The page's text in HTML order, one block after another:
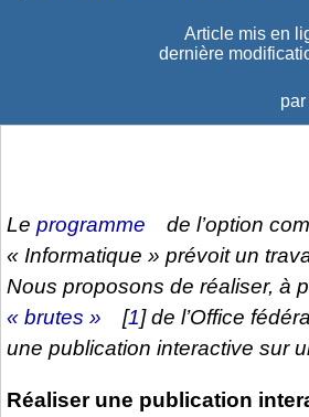
Article mis en
dernière
par
Le programme
de l’option
« Informatique » prévoit un
Nous proposons de réaliser, à
« brutes »
[1]de l’Office
une publication interactive sur
Réaliser une publication